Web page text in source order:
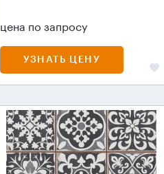
цена по запросу
УЗНАТЬ ЦЕНУ